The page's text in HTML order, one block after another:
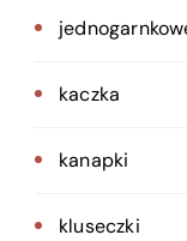
kaczka
kanapki
kluseczki